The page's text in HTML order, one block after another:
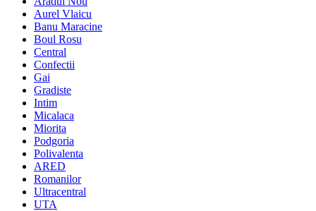
Aurel Vlaicu
Banu Maracine
Boul Rosu
Central
Confectii
Gai
Gradiste
Intim
Micalaca
Miorita
Podgoria
Polivalenta
ARED
Romanilor
Ultracentral
UTA